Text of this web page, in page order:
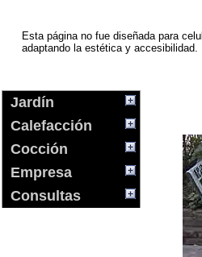
Esta página no fue diseñada para
adaptando la estética y accesibilidad.
Jardín
Calefacción
Cocción
Empresa
Consultas